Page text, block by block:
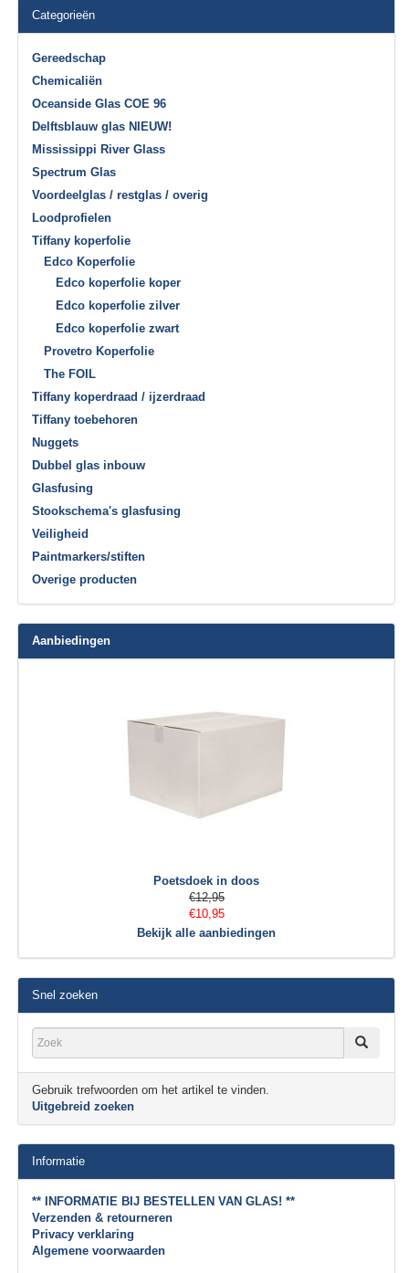
Categorieën
Gereedschap
Chemicaliën
Oceanside Glas COE 96
Delftsblauw glas NIEUW!
Mississippi River Glass
Spectrum Glas
Voordeelglas / restglas / overig
Loodprofielen
Tiffany koperfolie
Edco Koperfolie
Edco koperfolie koper
Edco koperfolie zilver
Edco koperfolie zwart
Provetro Koperfolie
The FOIL
Tiffany koperdraad / ijzerdraad
Tiffany toebehoren
Nuggets
Dubbel glas inbouw
Glasfusing
Stookschema's glasfusing
Veiligheid
Paintmarkers/stiften
Overige producten
Aanbiedingen
Poetsdoek in doos
€12,95
€10,95
Bekijk alle aanbiedingen
Snel zoeken
Gebruik trefwoorden om het artikel te vinden.
Uitgebreid zoeken
Informatie
** INFORMATIE BIJ BESTELLEN VAN GLAS! **
Verzenden & retourneren
Privacy verklaring
Algemene voorwaarden